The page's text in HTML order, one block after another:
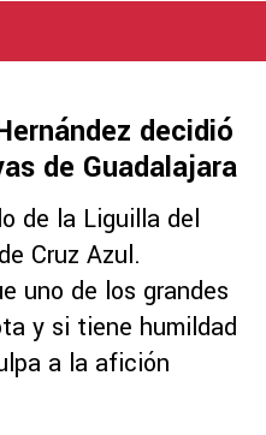
decidió
de Guadalajara
de la Liguilla del
Cruz Azul.
uno de los grandes
y si tiene humildad
a la afición